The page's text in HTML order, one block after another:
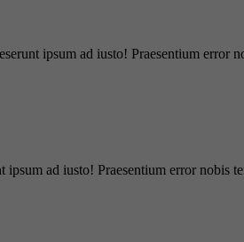
ipsum ad iusto! Praesentium error
ad iusto! Praesentium error nobis